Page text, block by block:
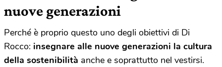
nuove generazioni
Perché è proprio questo uno degli obiettivi di Di
Rocco: insegnare alle nuove generazioni la cultura
della sostenibilità anche e soprattutto nel vestirsi.